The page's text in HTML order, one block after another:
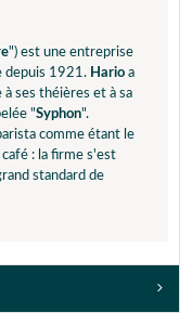
") est une entreprise
depuis 1921. Hario a
ses théières et à sa
"Syphon".
comme étant le
: la firme s'est
standard de